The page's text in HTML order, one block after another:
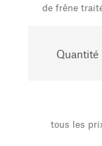
de frêne
Quantité
tous les